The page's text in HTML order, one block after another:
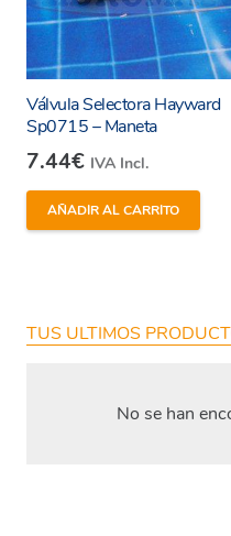
Válvula Selectora Hayward
Sp0715 – Maneta
7.44€ IVA Incl.
AÑADIR AL CARRITO
TUS ULTIMOS
No se han